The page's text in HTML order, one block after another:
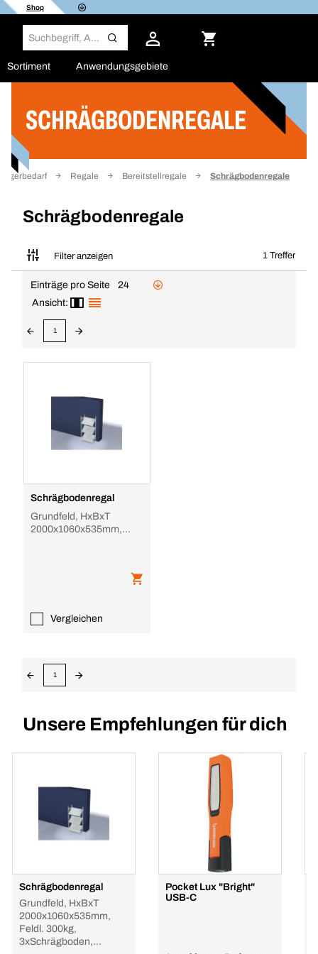
Shop
Sortiment Anwendungsgebiete
SCHRÄGBODENREGALE
Lagerbedarf Regale Bereitstellregale Schrägbodenregale
Schrägbodenregale
Filter anzeigen 1 Treffer
Filter
Einträge pro Seite
24
Ansicht:
1
Schrägbodenregal
Grundfeld, HxBxT
2000x1060x535mm,
Vergleichen
1
Unsere Empfehlungen für dich
Schrägbodenregal
Grundfeld, HxBxT
2000x1060x535mm,
Feldl. 300kg,
3xSchrägboden,
Pocket Lux "Bright"
USB-C